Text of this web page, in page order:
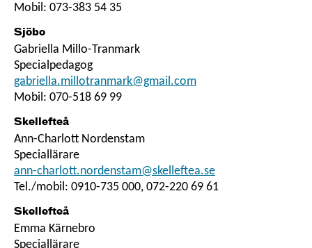
Mobil: 073-383 54 35
Sjöbo
Gabriella Millo-Tranmark
Specialpedagog
gabriella.millotranmark@gmail.com
Mobil: 070-518 69 99
Skellefteå
Ann-Charlott Nordenstam
Speciallärare
ann-charlott.nordenstam@skelleftea.se
Tel./mobil: 0910-735 000, 072-220 69 61
Skellefteå
Emma Kärnebro
Speciallärare